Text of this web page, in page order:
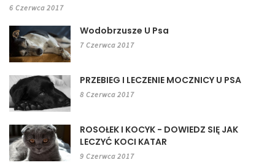
6 Czerwca 2017
Wodobrzusze U Psa
7 Czerwca 2017
PRZEBIEG I LECZENIE MOCZNICY U PSA
8 Czerwca 2017
ROSOŁEK I KOCYK - DOWIEDZ SIĘ JAK
LECZYĆ KOCI KATAR
9 Czerwca 2017